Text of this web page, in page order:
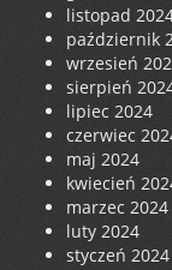
listopad
październik
wrzesień
sierpień
lipiec 2024
czerwiec
maj 2024
kwiecień
marzec 2024
luty 2024
styczeń 2024